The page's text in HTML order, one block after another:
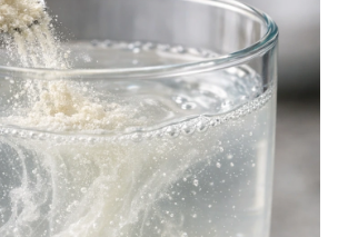
Los suplementos quelados de alta
personas con sensibilidad digestiva, mayores
o deficiencias nutricionales. Combinados con
un estilo de vida saludable, los minerales
la utilización de minerales y el bienestar